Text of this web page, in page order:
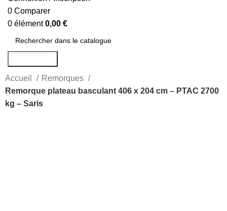
0 Comparer
0 élément 0,00 €
Accueil
Remorques
Remorque plateau basculant 406 x 204 cm – PTAC 2700
kg – Saris